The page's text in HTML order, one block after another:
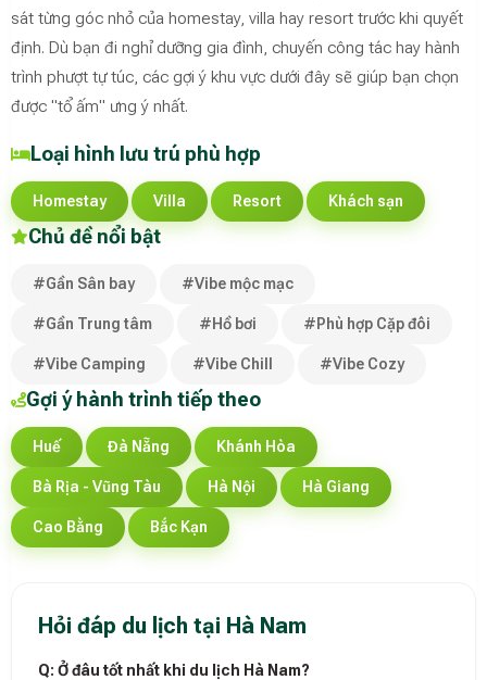
sát từng góc nhỏ của homestay, villa hay resort trước khi quyết
định. Dù bạn đi nghỉ dưỡng gia đình, chuyến công tác hay hành
trình phượt tự túc, các gợi ý khu vực dưới đây sẽ giúp bạn chọn
được "tổ ấm" ưng ý nhất.
Loại hình lưu trú phù hợp
Homestay Villa Resort Khách sạn
Chủ đề nổi bật
#Gần Sân bay #Vibe mộc mạc
#Gần Trung tâm #Hồ bơi #Phù hợp Cặp đôi
#Vibe Camping #Vibe Chill #Vibe Cozy
Gợi ý hành trình tiếp theo
Huế Đà Nẵng Khánh Hòa
Bà Rịa - Vũng Tàu Hà Nội Hà Giang
Cao Bằng Bắc Kạn
Hỏi đáp du lịch tại Hà Nam
Q: Ở đâu tốt nhất khi du lịch Hà Nam?